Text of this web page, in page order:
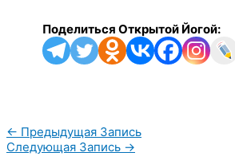
Поделиться Открытой Йогой:
← Предыдущая Запись
Следующая Запись →